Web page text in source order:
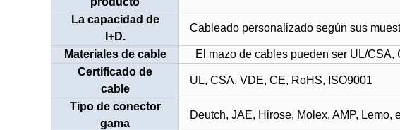
La capacidad de
I+D.
Cableado personalizado según sus
Materiales de cable
El mazo de cables pueden ser UL/CSA,
Certificado de
cable
UL, CSA, VDE, CE, RoHS, ISO9001
Tipo de conector
gama
Deutch, JAE, Hirose, Molex, AMP,